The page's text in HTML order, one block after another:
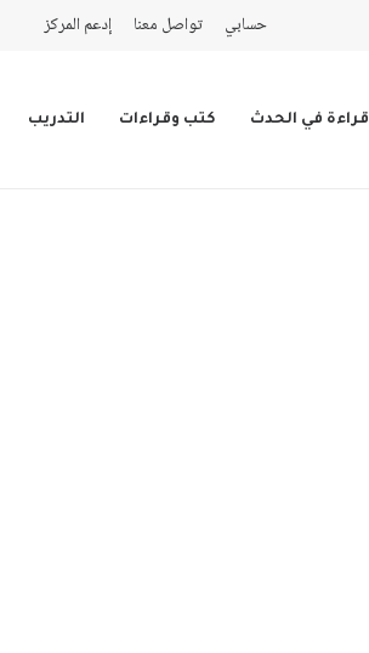
حسابي تواصل معنا إدعم المركز
قراءة في الحدث كتب وقراءات التدريب